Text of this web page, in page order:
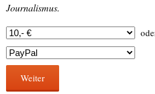
Journalismus.
Weiter